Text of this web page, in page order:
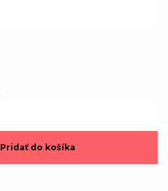
Pridať do košíka